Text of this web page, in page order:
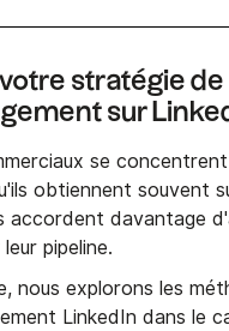
stratégie
sur
se
obtiennent souvent
accordent davantage
pipeline.
nous explorons les
LinkedIn dans le